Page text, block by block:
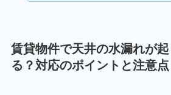
賃貸物件で天井の水漏れが
る？対応のポイントと注意点